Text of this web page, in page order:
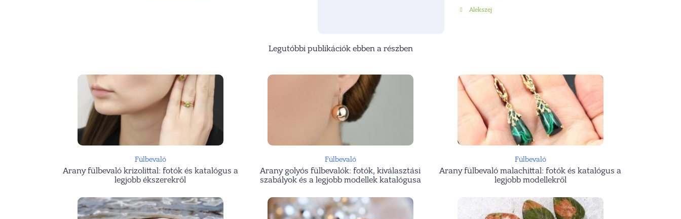
Alekszej
Legutóbbi publikációk ebben a részben
Fülbevaló
Arany fülbevaló krizolittal: fotók és katalógus a
legjobb ékszerekről
Fülbevaló
Arany golyós fülbevalók: fotók, kiválasztási
szabályok és a legjobb modellek katalógusa
Fülbevaló
Arany fülbevaló malachittal: fotók és katalógus a
legjobb modellekről